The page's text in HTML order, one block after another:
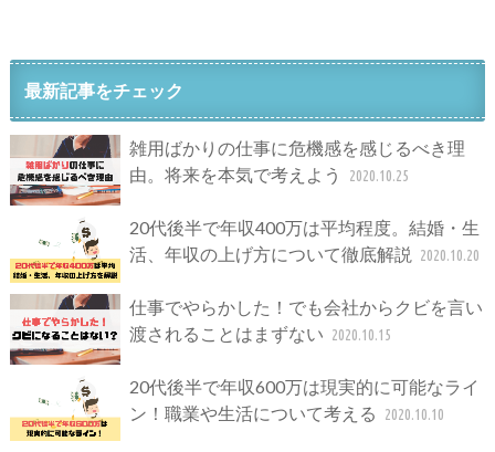
最新記事をチェック
雑用ばかりの仕事に危機感を感じるべき理
由。将来を本気で考えよう
2020.10.25
20代後半で年収400万は平均程度。結婚・生
活、年収の上げ方について徹底解説
2020.10.20
仕事でやらかした！でも会社からクビを言い
渡されることはまずない 2020.10.15
20代後半で年収600万は現実的に可能なライ
ン！職業や生活について考える
2020.10.10